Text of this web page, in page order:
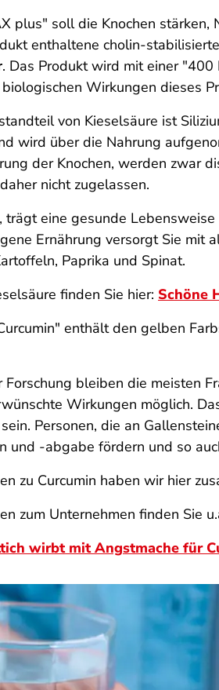
plus" soll die Knochen
enthaltene cholin-
. Das Produkt wird mit einer
Wirkungen dieses
von Kieselsäure ist
wird über die Nahrung
der Knochen, werden zwar
nicht zugelassen.
trägt eine gesunde
Ernährung versorgt Sie
Paprika und Spinat.
finden Sie hier: Schöne
enthält den gelben
Forschung bleiben die meisten
Wirkungen möglich.
Personen, die an
und -abgabe fördern und so
zu Curcumin haben wir hier
zum Unternehmen finden Sie
wirbt mit Angstmache für